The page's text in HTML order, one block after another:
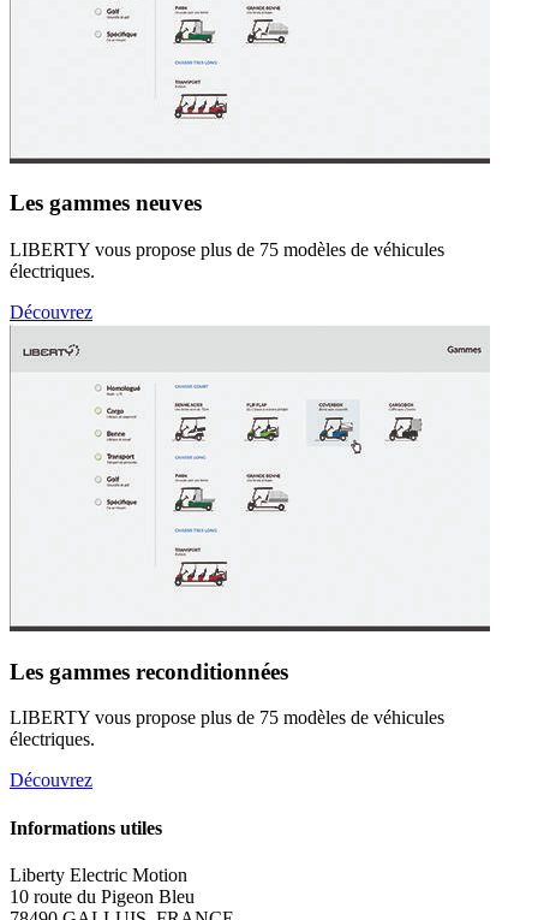
Les gammes neuves
LIBERTY vous propose plus de 75 modèles de véhicules
électriques.
Découvrez
Les gammes reconditionnées
LIBERTY vous propose plus de 75 modèles de véhicules
électriques.
Découvrez
Informations utiles
Liberty Electric Motion
10 route du Pigeon Bleu